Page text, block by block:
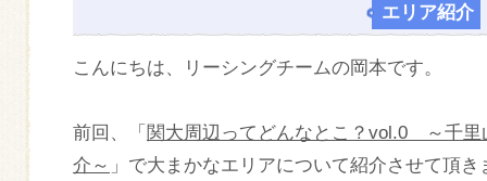
エリア紹介
こんにちは、リーシングチームの岡本です。
前回、「 関大周辺ってどんなとこ？vol.0 ～千里
介～ 」で大まかなエリアについて紹介させて頂き